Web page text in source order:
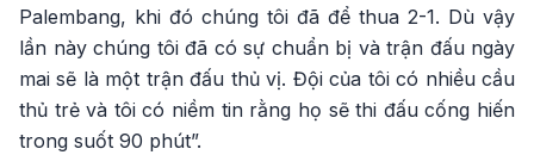
Palembang, khi đó chúng tôi đã để thua 2-1. Dù vậy
lần này chúng tôi đã có sự chuẩn bị và trận đấu ngày
mai sẽ là một trận đấu thủ vị. Đội của tôi có nhiều cầu
thủ trẻ và tôi có niềm tin rằng họ sẽ thi đấu cống hiến
trong suốt 90 phút”.